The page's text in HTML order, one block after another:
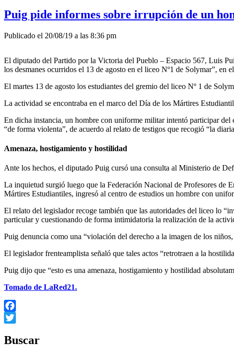
Puig pide informes sobre irrupción de un
Publicado el 20/08/19 a las 8:36 pm
El diputado del Partido por la Victoria del Pueblo – Espacio 567, Luis
los desmanes ocurridos el 13 de agosto en el liceo Nº1 de Solymar”, en
El martes 13 de agosto los estudiantes del gremio del liceo Nº 1 de
La actividad se encontraba en el marco del Día de los Mártires
En dicha instancia, un hombre con uniforme militar intentó participar
“de forma violenta”, de acuerdo al relato de testigos que recogió “la
Amenaza, hostigamiento y hostilidad
Ante los hechos, el diputado Puig cursó una consulta al Ministerio de
La inquietud surgió luego que la Federación Nacional de Profesores de
Mártires Estudiantiles, ingresó al centro de estudios un hombre con
El relato del legislador recoge también que las autoridades del liceo lo
particular y cuestionando de forma intimidatoria la realización de la
Puig denuncia como una “violación del derecho a la imagen de los niños,
El legislador frenteamplista señaló que tales actos “retrotraen a la
Puig dijo que “esto es una amenaza, hostigamiento y hostilidad
Tomado de LaRed21.
Facebook
Buscar